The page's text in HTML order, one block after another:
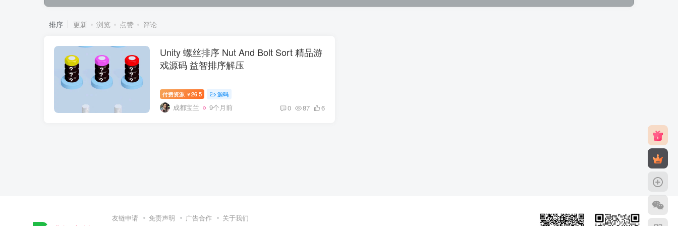
排序 更新 浏览 点赞 评论
Unity 螺丝排序 Nut And Bolt Sort 精品游
戏源码 益智排序解压
付费资源 ￥26.5 源码
成都宝兰 9个月前 0 87 6
友链申请 免责声明 广告合作 关于我们